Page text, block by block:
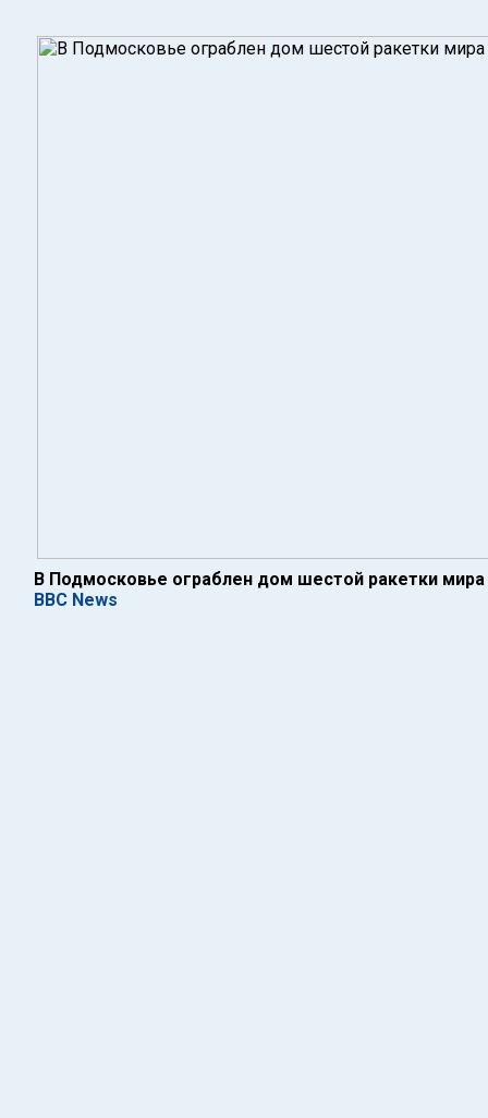
В Подмосковье ограблен дом шестой ракетки
BBC News